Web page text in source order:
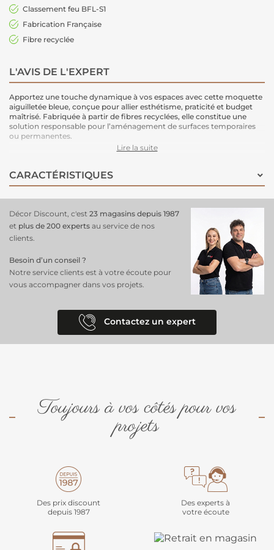
Classement feu BFL-S1
Fabrication Française
Fibre recyclée
L'AVIS DE L'EXPERT
Apportez une touche dynamique à vos espaces avec cette moquette
aiguilletée bleue, conçue pour allier esthétisme, praticité et budget
maîtrisé. Fabriquée à partir de fibres recyclées, elle constitue une
solution responsable pour l’aménagement de surfaces temporaires
ou permanentes.
Grâce à sa largeur de 4 mètres, elle est idéale pour couvrir rapidement
domestique, des événements ou des salons professionnels.
Classée Bfl-s1, cette moquette répond aux normes de sécurité
Caractéristiques :
Couleur : Bleu
Largeur : 4 mètres
Composition : Fibres recyclées
Origine : Fabrication française
Recouvrement rapide des grandes surfaces
Bon rapport qualité / prix
Démarche écoresponsable
Lire la suite
CARACTÉRISTIQUES
Décor Discount, c'est 23 magasins depuis 1987
et plus de 200 experts au service de nos
clients.
Besoin d’un conseil ?
Notre service clients est à votre écoute pour
vous accompagner dans vos projets.
Contactez un expert
Toujours à vos côtés pour vos
projets
Des prix discount
depuis 1987
Des experts à
votre écoute